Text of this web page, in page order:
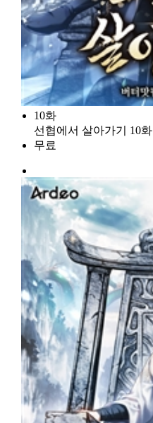
10화
선협에서 살아가기 10화
무료